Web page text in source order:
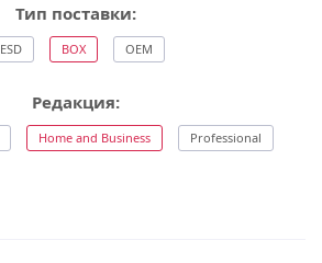
Тип поставки:
ESD BOX OEM
Редакция:
Home and Business Professional